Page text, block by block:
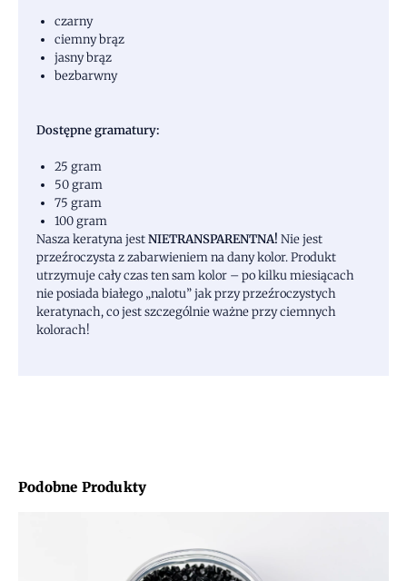
czarny
ciemny brąz
jasny brąz
bezbarwny
Dostępne gramatury:
25 gram
50 gram
75 gram
100 gram
Nasza keratyna jestNIETRANSPARENTNA! Nie jest
przeźroczysta z zabarwieniem na dany kolor. Produkt
utrzymuje cały czas ten sam kolor – po kilku miesiącach
nie posiada białego „nalotu” jak przy przeźroczystych
keratynach, co jest szczególnie ważne przy ciemnych
kolorach!
Podobne Produkty